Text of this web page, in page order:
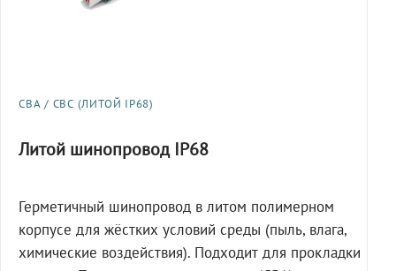
СВА / СВС (ЛИТОЙ IP68)
Литой шинопровод IP68
Герметичный шинопровод в литом полимерном
корпусе для жёстких условий среды (пыль, влага,
химические воздействия). Подходит для прокладки